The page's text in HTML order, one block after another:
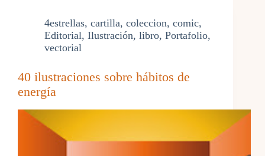
4estrellas, cartilla, coleccion, comic,
Editorial, Ilustración, libro, Portafolio,
vectorial
40 ilustraciones sobre hábitos de
energía